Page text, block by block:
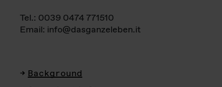
Tel.: 0039 0474 771510
Email: info@dasganzeleben.it
Background